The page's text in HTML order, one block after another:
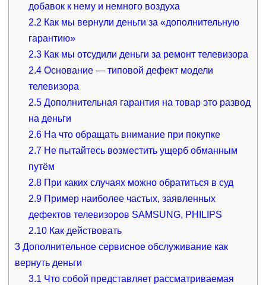
добавок к нему и немного воздуха
2.2 Как мы вернули деньги за «дополнительную
гарантию»
2.3 Как мы отсудили деньги за ремонт телевизора
2.4 Основание — типовой дефект модели
телевизора
2.5 Дополнительная гарантия на товар это развод
на деньги
2.6 На что обращать внимание при покупке
2.7 Не пытайтесь возместить ущерб обманным
путём
2.8 При каких случаях можно обратиться в суд
2.9 Пример наиболее частых, заявленных
дефектов телевизоров SAMSUNG, PHILIPS
2.10 Как действовать
3Дополнительное сервисное обслуживание как
вернуть деньги
3.1 Что собой представляет рассматриваемая